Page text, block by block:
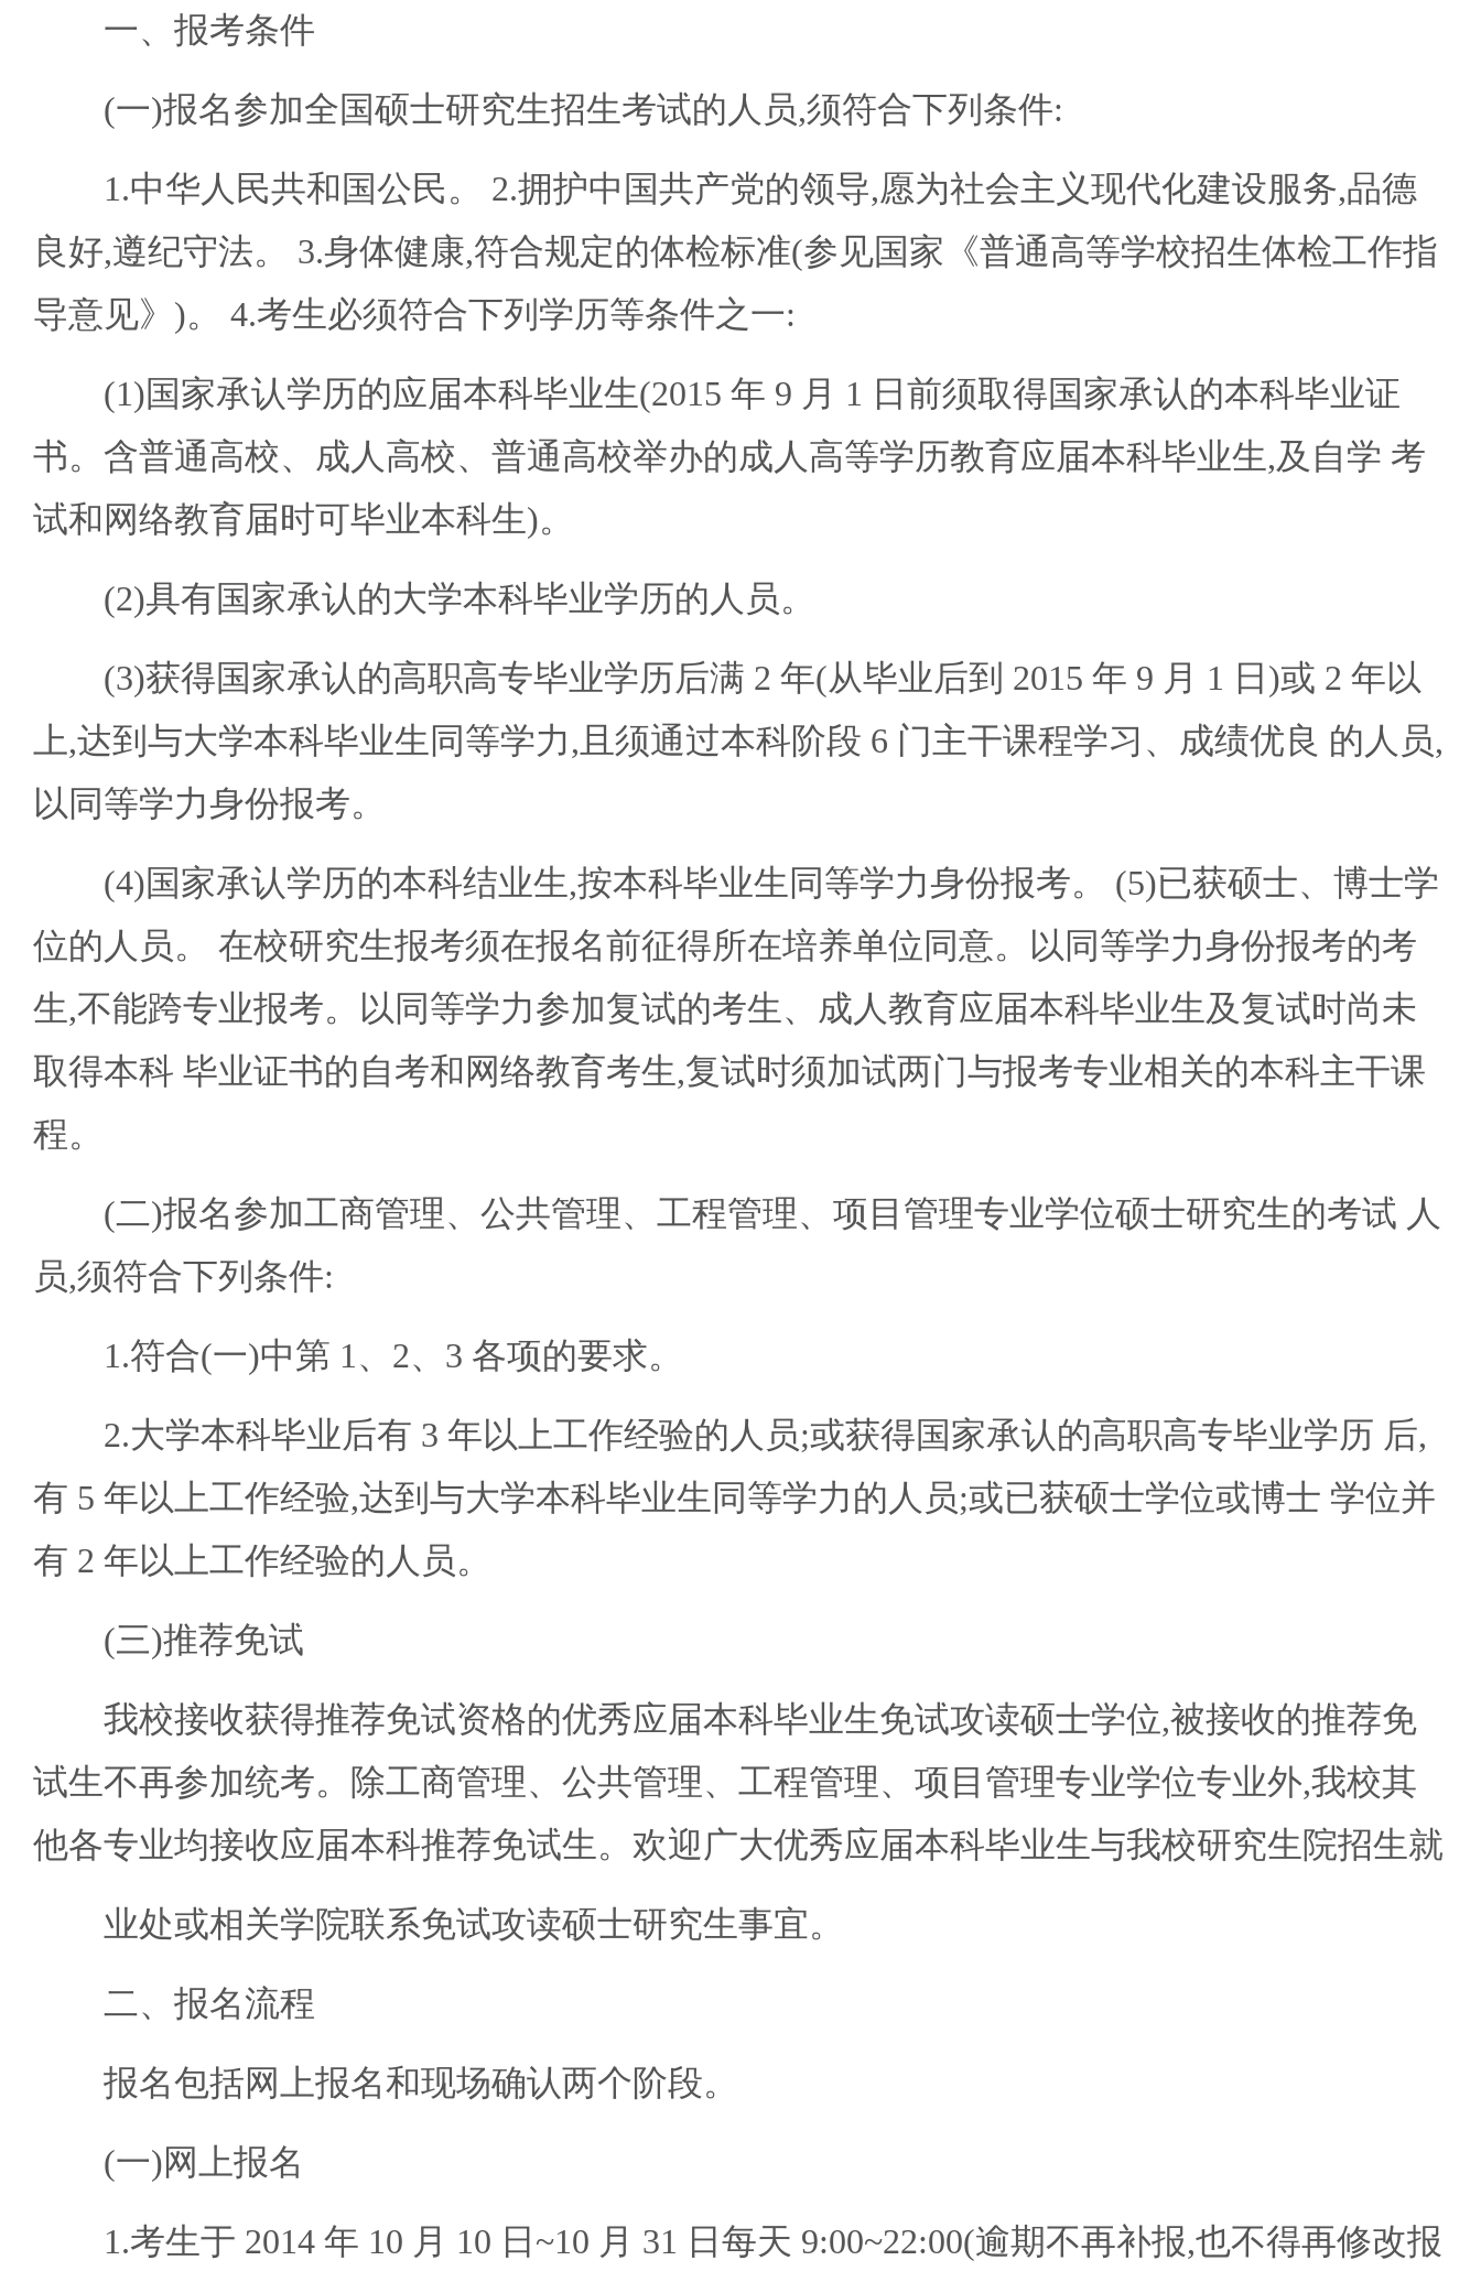
一、报考条件
(一)报名参加全国硕士研究生招生考试的人员,须符合下列条件:
1.中华人民共和国公民。 2.拥护中国共产党的领导,愿为社会主义现代化建设服务,品德
良好,遵纪守法。 3.身体健康,符合规定的体检标准(参见国家《普通高等学校招生体检工作指
导意见》)。 4.考生必须符合下列学历等条件之一:
(1)国家承认学历的应届本科毕业生(2015 年 9 月 1 日前须取得国家承认的本科毕业证
书。含普通高校、成人高校、普通高校举办的成人高等学历教育应届本科毕业生,及自学 考
试和网络教育届时可毕业本科生)。
(2)具有国家承认的大学本科毕业学历的人员。
(3)获得国家承认的高职高专毕业学历后满 2 年(从毕业后到 2015 年 9 月 1 日)或 2 年以
上,达到与大学本科毕业生同等学力,且须通过本科阶段 6 门主干课程学习、成绩优良 的人员,
以同等学力身份报考。
(4)国家承认学历的本科结业生,按本科毕业生同等学力身份报考。 (5)已获硕士、博士学
位的人员。 在校研究生报考须在报名前征得所在培养单位同意。以同等学力身份报考的考
生,不能跨专业报考。以同等学力参加复试的考生、成人教育应届本科毕业生及复试时尚未
取得本科 毕业证书的自考和网络教育考生,复试时须加试两门与报考专业相关的本科主干课
程。
(二)报名参加工商管理、公共管理、工程管理、项目管理专业学位硕士研究生的考试 人
员,须符合下列条件:
1.符合(一)中第 1、2、3 各项的要求。
2.大学本科毕业后有 3 年以上工作经验的人员;或获得国家承认的高职高专毕业学历 后,
有 5 年以上工作经验,达到与大学本科毕业生同等学力的人员;或已获硕士学位或博士 学位并
有 2 年以上工作经验的人员。
(三)推荐免试
我校接收获得推荐免试资格的优秀应届本科毕业生免试攻读硕士学位,被接收的推荐免
试生不再参加统考。除工商管理、公共管理、工程管理、项目管理专业学位专业外,我校其
他各专业均接收应届本科推荐免试生。欢迎广大优秀应届本科毕业生与我校研究生院招生就
业处或相关学院联系免试攻读硕士研究生事宜。
二、报名流程
报名包括网上报名和现场确认两个阶段。
(一)网上报名
1.考生于 2014 年 10 月 10 日~10 月 31 日每天 9:00~22:00(逾期不再补报,也不得再修改报